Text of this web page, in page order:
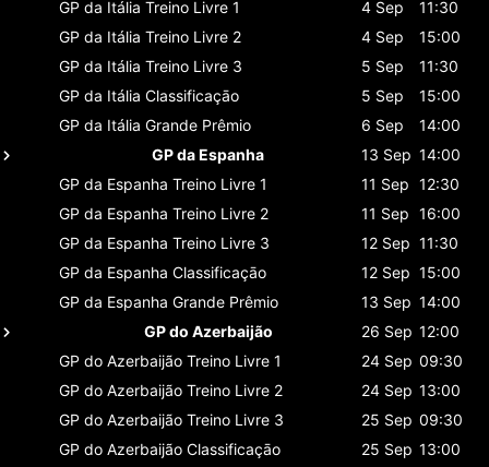
GP da Itália Treino Livre 1 4 Sep
11:30
GP da Itália Treino Livre 2 4 Sep
15:00
GP da Itália Treino Livre 3 5 Sep
11:30
GP da Itália Classificaçāo 5 Sep
15:00
GP da Itália Grande Prêmio 6 Sep
14:00
GP da Espanha
13 Sep 14:00
GP da Espanha Treino Livre 1 11 Sep 12:30
GP da Espanha Treino Livre 2 11 Sep 16:00
GP da Espanha Treino Livre 3 12 Sep 11:30
GP da Espanha Classificaçāo 12 Sep 15:00
GP da Espanha Grande Prêmio 13 Sep 14:00
GP do Azerbaijão
26 Sep 12:00
GP do Azerbaijão Treino Livre 1 24 Sep 09:30
GP do Azerbaijão Treino Livre 2 24 Sep 13:00
GP do Azerbaijão Treino Livre 3 25 Sep 09:30
GP do Azerbaijão Classificaçāo 25 Sep 13:00